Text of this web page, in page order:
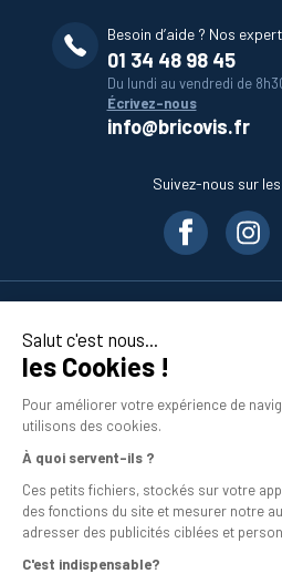
Salut c'est nous...
les Cookies !
Pour améliorer votre expérience de
utilisons des cookies.
À quoi servent-ils ?
Ces petits fichiers, stockés sur votre
des fonctions du site et mesurer notre
adresser des publicités ciblées et
C'est indispensable?
Besoin d’aide ? Nos
01 34 48 98 45
Du lundi au vendredi de
Écrivez-nous
info@bricovis.fr
Suivez-nous sur
En savoir plus